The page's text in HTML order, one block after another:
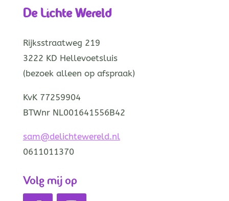
De Lichte Wereld
Rijksstraatweg 219
3222 KD Hellevoetsluis
(bezoek alleen op afspraak)
KvK 77259904
BTWnr NL001641556B42
sam@delichtewereld.nl
0611011370
Volg mij op